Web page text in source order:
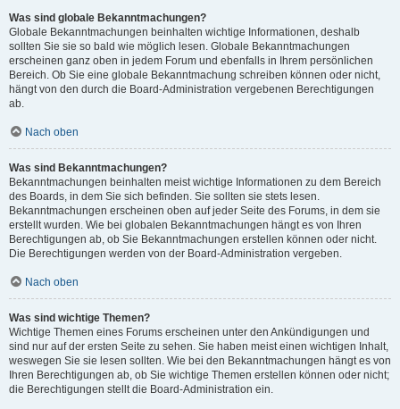
Was sind globale Bekanntmachungen?
Globale Bekanntmachungen beinhalten wichtige Informationen, deshalb
sollten Sie sie so bald wie möglich lesen. Globale Bekanntmachungen
erscheinen ganz oben in jedem Forum und ebenfalls in Ihrem persönlichen
Bereich. Ob Sie eine globale Bekanntmachung schreiben können oder nicht,
hängt von den durch die Board-Administration vergebenen Berechtigungen
ab.
Nach oben
Was sind Bekanntmachungen?
Bekanntmachungen beinhalten meist wichtige Informationen zu dem Bereich
des Boards, in dem Sie sich befinden. Sie sollten sie stets lesen.
Bekanntmachungen erscheinen oben auf jeder Seite des Forums, in dem sie
erstellt wurden. Wie bei globalen Bekanntmachungen hängt es von Ihren
Berechtigungen ab, ob Sie Bekanntmachungen erstellen können oder nicht.
Die Berechtigungen werden von der Board-Administration vergeben.
Nach oben
Was sind wichtige Themen?
Wichtige Themen eines Forums erscheinen unter den Ankündigungen und
sind nur auf der ersten Seite zu sehen. Sie haben meist einen wichtigen Inhalt,
weswegen Sie sie lesen sollten. Wie bei den Bekanntmachungen hängt es von
Ihren Berechtigungen ab, ob Sie wichtige Themen erstellen können oder nicht;
die Berechtigungen stellt die Board-Administration ein.